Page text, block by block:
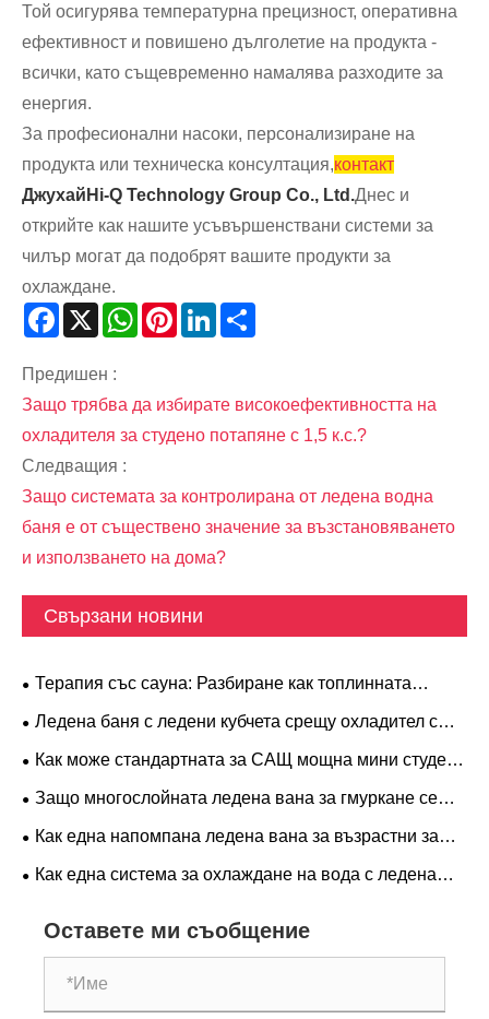
Той осигурява температурна прецизност, оперативна
ефективност и повишено дълголетие на продукта -
всички, като същевременно намалява разходите за
енергия.
За професионални насоки, персонализиране на
продукта или техническа консултация,контакт
ДжухайHi-Q Technology Group Co., Ltd.Днес и
открийте как нашите усъвършенствани системи за
чилър могат да подобрят вашите продукти за
охлаждане.
Facebook
X WhatsAppPinterestLinkedIn
Предишен :
Защо трябва да избирате високоефективността на
охладителя за студено потапяне с 1,5 к.с.?
Следващия :
Защо системата за контролирана от ледена водна
баня е от съществено значение за възстановяването
и използването на дома?
Свързани новини
Терапия със сауна: Разбиране как топлинната
терапия подпомага релаксацията и здравето
Ледена баня с ледени кубчета срещу охладител с
ледена баня: Кой метод на охлаждане е по-добър?
Как може стандартната за САЩ мощна мини студена
вана да преобрази вашата рутина за възстановяване
Защо многослойната ледена вана за гмуркане се
превръща в предпочитан избор за модерна студена
Как една напомпана ледена вана за възрастни за
охладител за ледена баня може да подобри
Как една система за охлаждане на вода с ледена
възстановяването и производителността
Оставете ми съобщение